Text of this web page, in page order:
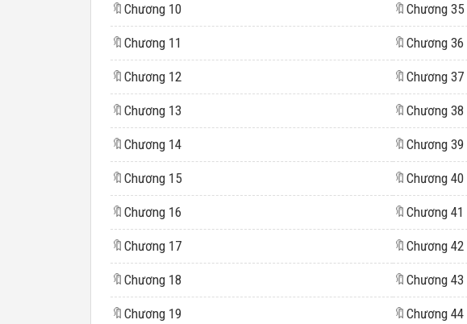
🔖 Chương 10
🔖 Chương 11
🔖 Chương 12
🔖 Chương 13
🔖 Chương 14
🔖 Chương 15
🔖 Chương 16
🔖 Chương 17
🔖 Chương 18
🔖 Chương 19
🔖 Chương 35
🔖 Chương 36
🔖 Chương 37
🔖 Chương 38
🔖 Chương 39
🔖 Chương 40
🔖 Chương 41
🔖 Chương 42
🔖 Chương 43
🔖 Chương 44